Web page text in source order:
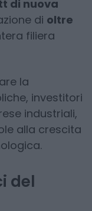
di nuova
di oltre
filiera
la
investitori
industriali,
alla crescita
del